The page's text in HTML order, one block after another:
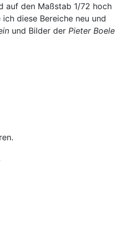
auf den Maßstab 1/72 hoch
diese Bereiche neu und
und Bilder der Pieter Boele